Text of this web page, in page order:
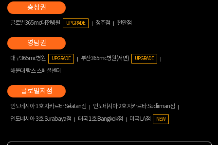
글로벌365mc대전병원 UPGRADE 청주점 천안점
대구365mc병원 UPGRADE 부산365mc병원(서면) UPGRADE
해운대 람스 스페셜센터
인도네시아 1호 자카르타 Selatan점
인도네시아 2호 자카르타 Sudirman점
인도네시아 3호 Surabaya점
태국 1호 Bangkok점 미국 LA점 NEW